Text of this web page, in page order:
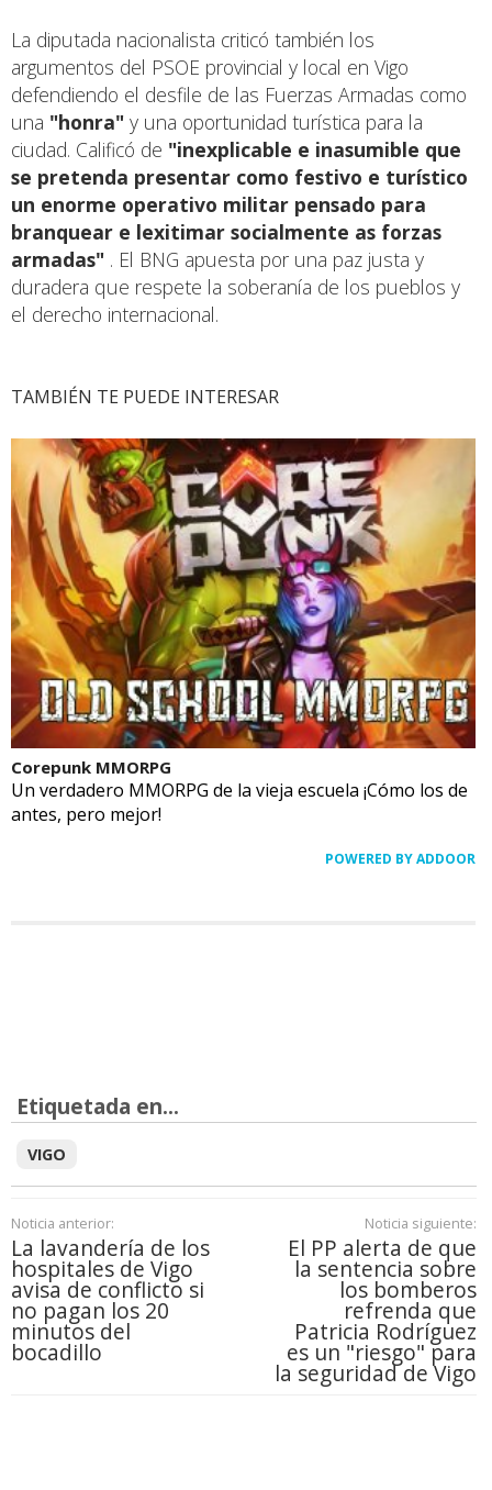
La diputada nacionalista criticó también los
argumentos del PSOE provincial y local en Vigo
defendiendo el desfile de las Fuerzas Armadas como
una "honra" y una oportunidad turística para la
ciudad. Calificó de "inexplicable e inasumible que
se pretenda presentar como festivo e turístico
un enorme operativo militar pensado para
branquear e lexitimar socialmente as forzas
armadas" . El BNG apuesta por una paz justa y
duradera que respete la soberanía de los pueblos y
el derecho internacional.
TAMBIÉN TE PUEDE INTERESAR
Corepunk MMORPG
Un verdadero MMORPG de la vieja escuela ¡Cómo los de
antes, pero mejor!
POWERED BY ADDOOR
Etiquetada en...
VIGO
Noticia anterior:
La lavandería de los
hospitales de Vigo
avisa de conflicto si
no pagan los 20
minutos del
bocadillo
Noticia siguiente:
El PP alerta de que
la sentencia sobre
los bomberos
refrenda que
Patricia Rodríguez
es un "riesgo" para
la seguridad de Vigo